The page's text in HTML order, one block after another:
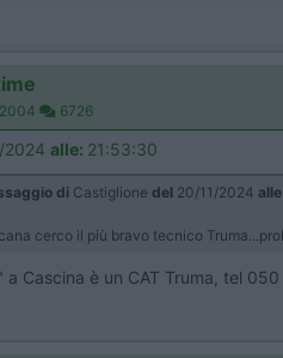
6726
2024 alle: 21:53:30
di Castiglione del 20/11/2024 alle
cerco il più bravo tecnico
Cascina è un CAT Truma, tel